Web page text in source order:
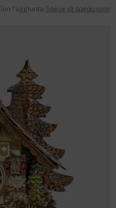
l’aggiunta Spese di spedizione